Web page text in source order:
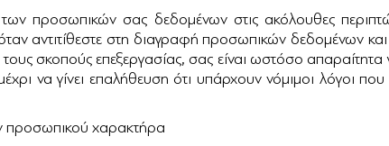
προσωπικών σας δεδομένων στις ακόλουθες
αντιτίθεστε στη διαγραφή προσωπικών δεδομένων
σκοπούς επεξεργασίας, σας είναι ωστόσο
να γίνει επαλήθευση ότι υπάρχουν νόμιμοι λόγοι
προσωπικού χαρακτήρα